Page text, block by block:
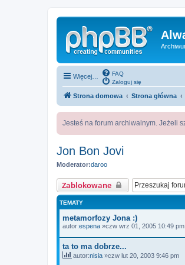
Więcej…
FAQ
Zaloguj się
Strona domowa Strona główna
Jesteś na forum archiwalnym. Jeżeli
Jon Bon Jovi
Moderator:daroo
Zablokowane
TEMATY
metamorfozy Jona :)
autor:espena »czw wrz 01, 2005 10:49 pm
ta to ma dobrze...
autor:nisia »czw lut 20, 2003 9:46 pm